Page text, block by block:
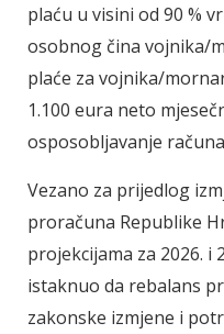
plaću u visini od 90 %
osobnog čina vojnika/
plaće za vojnika/
1.100 eura neto
osposobljavanje
Vezano za prijedlog
proračuna Republike
projekcijama za 2026. i
istaknuo da rebalans
zakonske izmjene i